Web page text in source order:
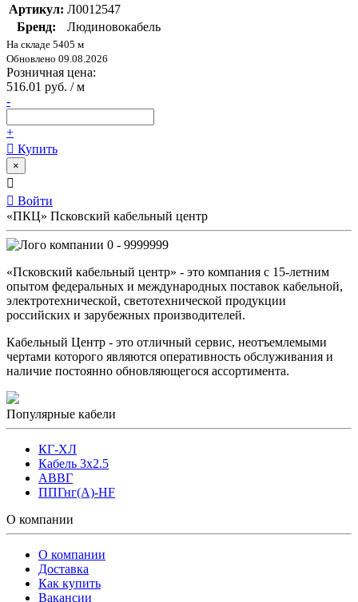
Артикул: Л0012547
Бренд:
Людиновокабель
На складе 5405 м
Обновлено 09.08.2026
Розничная цена:
516.01 руб. / м
-
+
Купить
×
Войти
«ПКЦ» Псковский кабельный центр
0 - 9999999
«Псковский кабельный центр» - это компания с 15-летним
опытом федеральных и международных поставок кабельной,
электротехнической, светотехнической продукции
российских и зарубежных производителей.
Кабельный Центр - это отличный сервис, неотъемлемыми
чертами которого являются оперативность обслуживания и
наличие постоянно обновляющегося ассортимента.
Популярные кабели
КГ-ХЛ
Кабель 3x2.5
АВВГ
ППГнг(А)-HF
О компании
О компании
Доставка
Как купить
Вакансии